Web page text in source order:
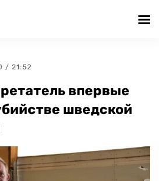
/ 21:52
впервые
шведской